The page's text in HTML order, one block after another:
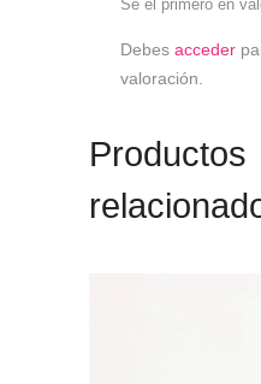
Sé el primero en
Debes acceder
valoración.
Productos